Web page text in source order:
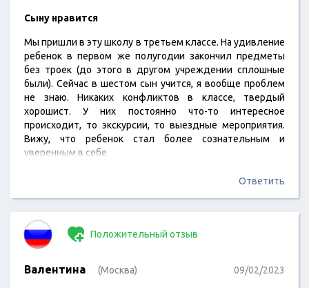
Сыну нравится
Мы пришли в эту школу в третьем классе. На удивление
ребенок в первом же полугодии закончил предметы
без троек (до этого в другом учреждении сплошные
были). Сейчас в шестом сын учится, я вообще проблем
не знаю. Никаких конфликтов в классе, твердый
хорошист. У них постоянно что-то интересное
происходит, то экскурсии, то выездные мероприятия.
Вижу, что ребенок стал более сознательным и
уверенным в себе.
Ответить
Положительный отзыв
Валентина (Москва) 09/02/2023